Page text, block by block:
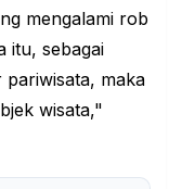
mengalami rob
itu, sebagai
pariwisata, maka
wisata,"